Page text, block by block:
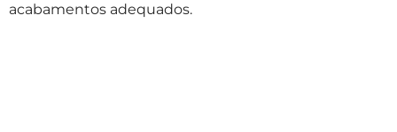
acabamentos adequados.